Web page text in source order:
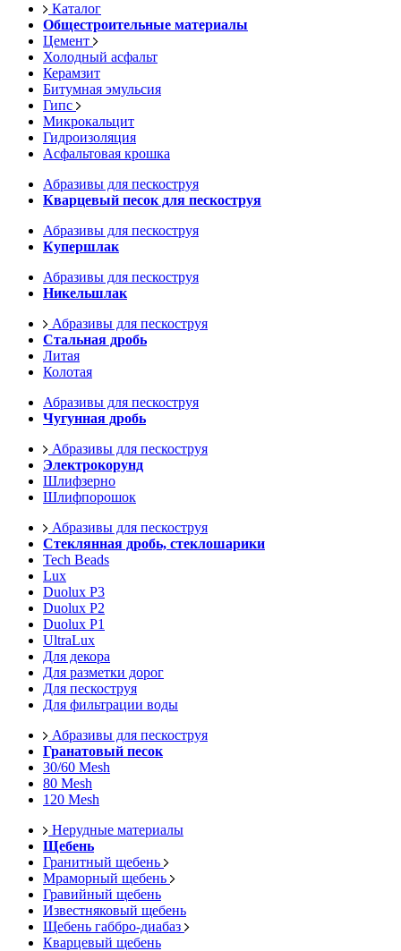
Каталог
Общестроительные материалы
Цемент
Холодный асфальт
Керамзит
Битумная эмульсия
Гипс
Микрокальцит
Гидроизоляция
Асфальтовая крошка
Абразивы для пескоструя
Кварцевый песок для пескоструя
Абразивы для пескоструя
Купершлак
Абразивы для пескоструя
Никельшлак
Абразивы для пескоструя
Стальная дробь
Литая
Колотая
Абразивы для пескоструя
Чугунная дробь
Абразивы для пескоструя
Электрокорунд
Шлифзерно
Шлифпорошок
Абразивы для пескоструя
Стеклянная дробь, стеклошарики
Tech Beads
Lux
Duolux P3
Duolux P2
Duolux P1
UltraLux
Для декора
Для разметки дорог
Для пескоструя
Для фильтрации воды
Абразивы для пескоструя
Гранатовый песок
30/60 Mesh
80 Mesh
120 Mesh
Нерудные материалы
Щебень
Гранитный щебень
Мраморный щебень
Гравийный щебень
Известняковый щебень
Щебень габбро-диабаз
Кварцевый щебень